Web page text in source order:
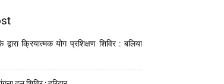
क्रियात्मक योग प्रशिक्षण शिविर : बलिया